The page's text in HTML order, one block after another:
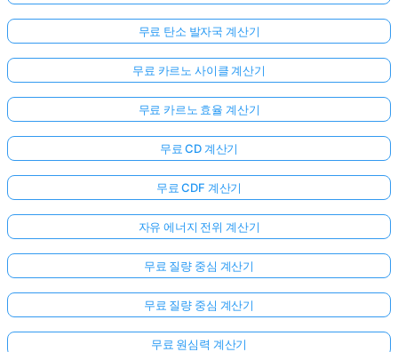
무료 탄소 발자국 계산기
무료 카르노 사이클 계산기
무료 카르노 효율 계산기
무료 CD 계산기
무료 CDF 계산기
자유 에너지 전위 계산기
무료 질량 중심 계산기
무료 질량 중심 계산기
무료 원심력 계산기